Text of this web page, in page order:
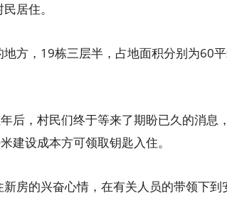
居住。
方，19栋三层半，占地面积分别为60
，村民们终于等来了期盼已久的消息
建设成本方可领取钥匙入住。
的兴奋心情，在有关人员的带领下到